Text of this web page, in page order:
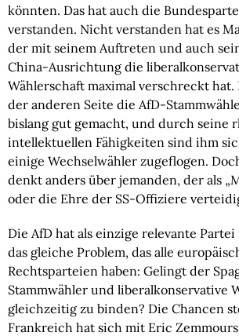
könnten. Das hat auch die
verstanden. Nicht verstanden hat es
der mit seinem Auftreten und auch
China-Ausrichtung die
Wählerschaft maximal verschreckt
der anderen Seite die AfD-
bislang gut gemacht, und durch seine
intellektuellen Fähigkeiten sind ihm
einige Wechselwähler zugeflogen.
denkt anders über jemanden, der als
oder die Ehre der SS-Offiziere
Die AfD hat als einzige relevante
das gleiche Problem, das alle
Rechtsparteien haben: Gelingt der
Stammwähler und liberalkonservative
gleichzeitig zu binden? Die Chancen
Frankreich hat sich mit Eric Zemmours